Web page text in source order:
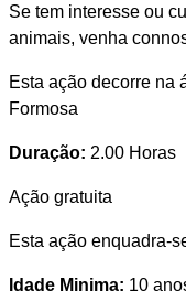
Se tem interesse ou
animais, venha
Esta ação decorre na
Formosa
Duração: 2.00 Horas
Ação gratuita
Esta ação enquadra-
Idade Minima: 10